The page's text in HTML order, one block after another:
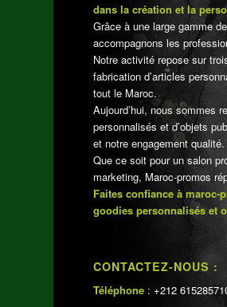
dans la création et la
Grâce à une large gamme
accompagnons les
Notre activité repose sur
fabrication d’articles
tout le Maroc.
Aujourd’hui, nous sommes
personnalisés et d’objets
et notre engagement qualité.
Que ce soit pour un salon
marketing, Maroc-promos
Faites confiance à
goodies personnalisés et
CONTACTEZ-NOUS :
Téléphone : +212